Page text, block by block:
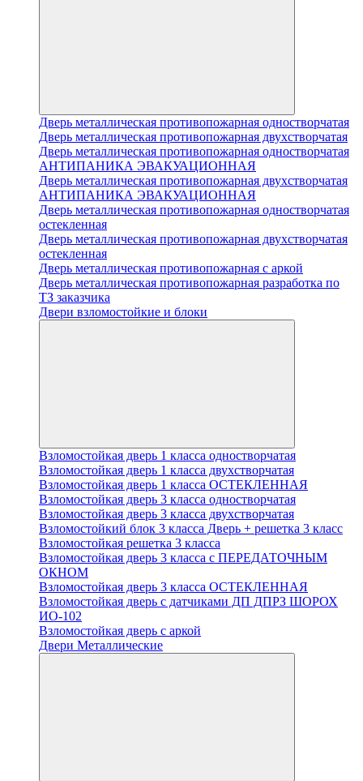
Дверь металлическая противопожарная одностворчатая
Дверь металлическая противопожарная двухстворчатая
Дверь металлическая противопожарная одностворчатая
АНТИПАНИКА ЭВАКУАЦИОННАЯ
Дверь металлическая противопожарная двухстворчатая
АНТИПАНИКА ЭВАКУАЦИОННАЯ
Дверь металлическая противопожарная одностворчатая
остекленная
Дверь металлическая противопожарная двухстворчатая
остекленная
Дверь металлическая противопожарная с аркой
Дверь металлическая противопожарная разработка по
ТЗ заказчика
Двери взломостойкие и блоки
Взломостойкая дверь 1 класса одностворчатая
Взломостойкая дверь 1 класса двухстворчатая
Взломостойкая дверь 1 класса ОСТЕКЛЕННАЯ
Взломостойкая дверь 3 класса одностворчатая
Взломостойкая дверь 3 класса двухстворчатая
Взломостойкий блок 3 класса Дверь + решетка 3 класс
Взломостойкая решетка 3 класса
Взломостойкая дверь 3 класса с ПЕРЕДАТОЧНЫМ
ОКНОМ
Взломостойкая дверь 3 класса ОСТЕКЛЕННАЯ
Взломостойкая дверь с датчиками ДП ДПРЗ ШОРОХ
ИО-102
Взломостойкая дверь с аркой
Двери Металлические